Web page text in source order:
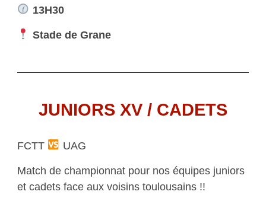
13H30
Stade de Grane
JUNIORS XV / CADETS
FCTT
UAG
Match de championnat pour nos équipes juniors
et cadets face aux voisins toulousains !!